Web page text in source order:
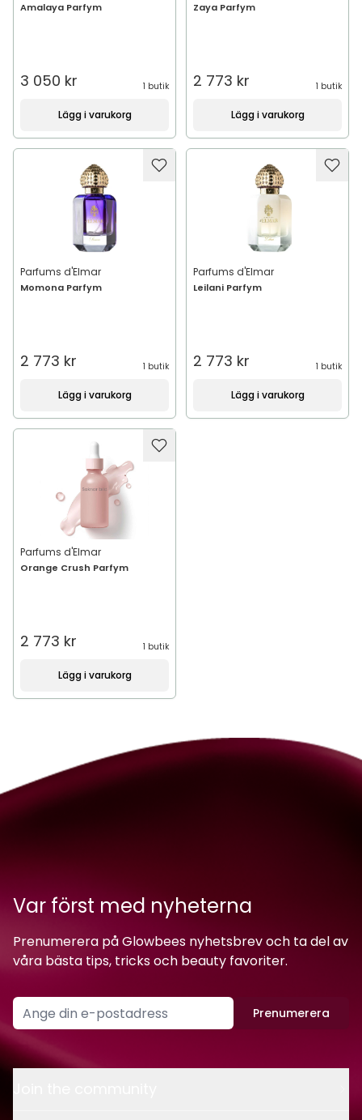
Amalaya Parfym
3 050 kr 1 butik
Lägg i varukorg
Zaya Parfym
2 773 kr 1 butik
Lägg i varukorg
Parfums d'Elmar
Momona Parfym
2 773 kr 1 butik
Lägg i varukorg
Parfums d'Elmar
Leilani Parfym
2 773 kr 1 butik
Lägg i varukorg
Parfums d'Elmar
Orange Crush Parfym
2 773 kr 1 butik
Lägg i varukorg
Var först med nyheterna
Prenumerera på Glowbees nyhetsbrev och ta del av
våra bästa tips, tricks och beauty favoriter.
Prenumerera